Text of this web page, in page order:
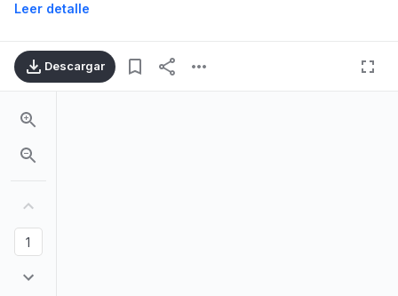
Leer detalle
Descargar